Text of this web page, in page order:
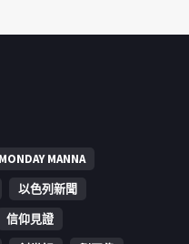
MONDAY MANNA
以色列新聞
信仰見證